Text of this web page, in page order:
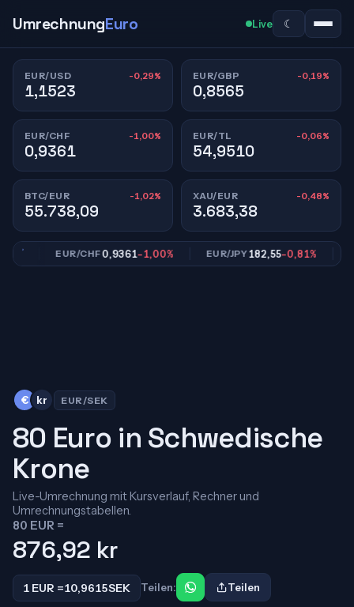
UmrechnungEuro Live ☾
EUR/USD -0,29%
1,1523
EUR/GBP -0,19%
0,8565
EUR/CHF -1,00%
0,9361
EUR/TL -0,06%
54,9510
BTC/EUR -1,02%
55.738,09
XAU/EUR -0,48%
3.683,38
EUR/CHF0,9361-1,00% EUR/JPY182,55-0,81%
€ kr EUR/SEK
80 Euro in Schwedische
Krone
Live-Umrechnung mit Kursverlauf, Rechner und
Umrechnungstabellen.
80 EUR =
876,92 kr
1 EUR =10,9615SEK Teilen: Teilen